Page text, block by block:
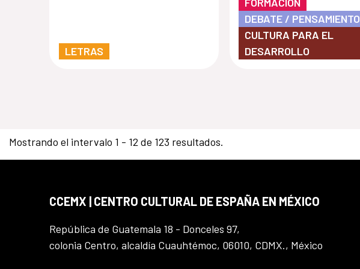
LETRAS
DEBATE / PENSAMIENTO
CULTURA PARA EL
DESARROLLO
Mostrando el intervalo 1 - 12 de 123 resultados.
CCEMX | CENTRO CULTURAL DE ESPAÑA EN MÉXICO
República de Guatemala 18 - Donceles 97,
colonia Centro, alcaldía Cuauhtémoc, 06010, CDMX., México